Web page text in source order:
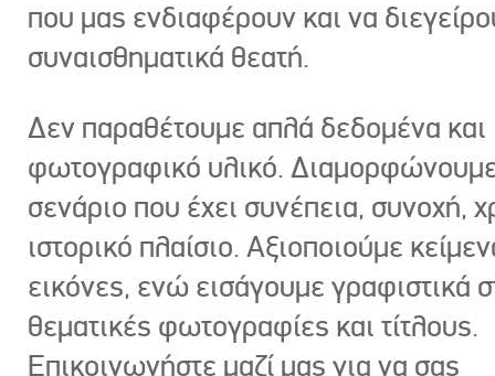
που μας ενδιαφέρουν και να
συναισθηματικά θεατή.
Δεν παραθέτουμε απλά δεδομένα και
φωτογραφικό υλικό.
σενάριο που έχει συνέπεια, συνοχή,
ιστορικό πλαίσιο. Αξιοποιούμε
εικόνες, ενώ εισάγουμε γραφιστικά
θεματικές φωτογραφίες και τίτλους.
Επικοινωνήστε μαζί μας για να σας